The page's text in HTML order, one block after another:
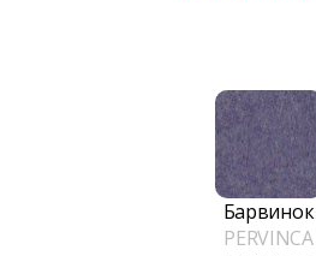
Барвинок
PERVINCA